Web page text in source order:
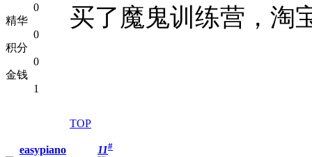
0
精华
0
积分
0
金钱
1
买了魔鬼训练营，淘
TOP
easypiano 11#